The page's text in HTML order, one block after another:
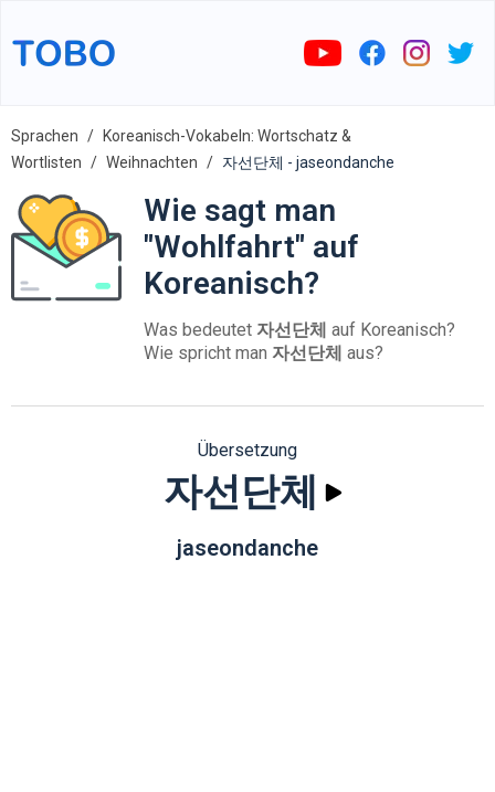
Sprachen
Koreanisch-Vokabeln: Wortschatz &
Wortlisten
Weihnachten 자선단체 - jaseondanche
Wie sagt man
"Wohlfahrt" auf
Koreanisch?
Was bedeutet 자선단체 auf Koreanisch?
Wie spricht man 자선단체 aus?
Übersetzung
자선단체
jaseondanche